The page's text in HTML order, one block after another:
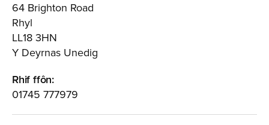
64 Brighton Road
Rhyl
LL18 3HN
Y Deyrnas Unedig
Rhif ffôn:
01745 777979